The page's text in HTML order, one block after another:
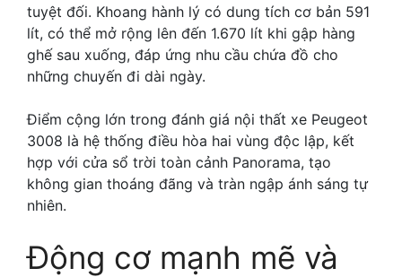
tuyệt đối. Khoang hành lý có dung tích cơ bản 591
lít, có thể mở rộng lên đến 1.670 lít khi gập hàng
ghế sau xuống, đáp ứng nhu cầu chứa đồ cho
những chuyến đi dài ngày.
Điểm cộng lớn trong đánh giá nội thất xe Peugeot
3008 là hệ thống điều hòa hai vùng độc lập, kết
hợp với cửa sổ trời toàn cảnh Panorama, tạo
không gian thoáng đãng và tràn ngập ánh sáng tự
nhiên.
Động cơ mạnh mẽ và